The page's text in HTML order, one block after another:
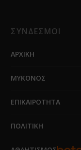
ΣΥΝΔΕΣΜΟΙ
ΑΡΧΙΚΗ
ΜΥΚΟΝΟΣ
ΕΠΙΚΑΙΡΟΤΗΤΑ
ΠΟΛΙΤΙΚΗ